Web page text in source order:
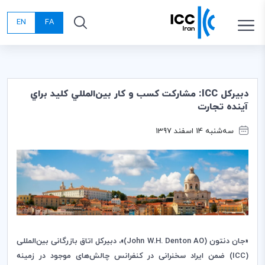
FA
EN
دبيركل ICC: مشاركت كسب و كار بين‌المللي كليد براي
آينده تجارت
سه‌شنبه 14 اسفند 1397
«جان دنتون (John W.H. Denton AO)»، دبیرکل اتاق بازرگانی بین‌المللی
(
ICC) ضمن ایراد سخنرانی در کنفرانس چالش‌های موجود در زمینه